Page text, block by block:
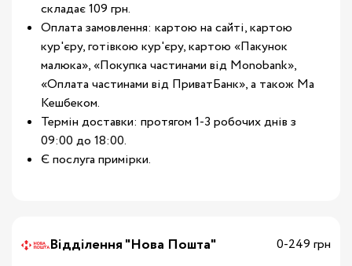
складає 109 грн.
Оплата замовлення: картою на сайті, картою
кур'єру, готівкою кур'єру, картою «Пакунок
малюка», «Покупка частинами від Monobank»,
«Оплата частинами від ПриватБанк», а також Ма
Кешбеком.
Термін доставки: протягом 1-3 робочих днів з
09:00 до 18:00.
Є послуга примірки.
Відділення "Нова Пошта" 0-249 грн